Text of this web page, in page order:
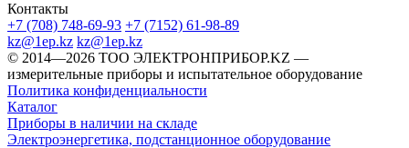
Контакты
+7 (708) 748-69-93 +7 (7152) 61-98-89
kz@1ep.kz kz@1ep.kz
©️ 2014—2026 ТОО ЭЛЕКТРОНПРИБОР.KZ —
измерительные приборы и испытательное оборудование
Политика конфиденциальности
Каталог
Приборы в наличии на складе
Электроэнергетика, подстанционное оборудование